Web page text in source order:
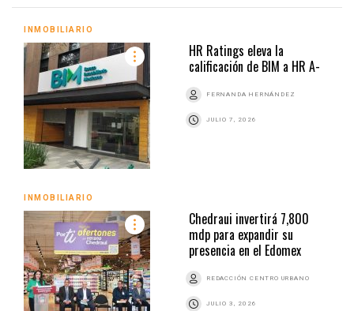
INMOBILIARIO
HR Ratings eleva la
calificación de BIM a HR A-
FERNANDA HERNÁNDEZ
JULIO 7, 2026
INMOBILIARIO
Chedraui invertirá 7,800
mdp para expandir su
presencia en el Edomex
REDACCIÓN CENTRO URBANO
JULIO 3, 2026